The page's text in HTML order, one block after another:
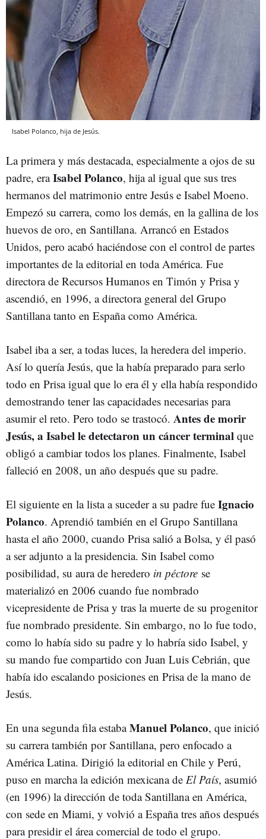
Isabel Polanco, hija de Jesús.
La primera y más destacada, especialmente a ojos de su
padre, eraIsabel Polanco, hija al igual que sus tres
hermanos del matrimonio entre Jesús e Isabel Moeno.
Empezó su carrera, como los demás, en la gallina de los
huevos de oro, en Santillana. Arrancó en Estados
Unidos, pero acabó haciéndose con el control de partes
importantes de la editorial en toda América. Fue
directora de Recursos Humanos en Timón y Prisa y
ascendió, en 1996, a directora general del Grupo
Santillana tanto en España como América.
Isabel iba a ser, a todas luces, la heredera del imperio.
Así lo quería Jesús, que la había preparado para serlo
todo en Prisa igual que lo era él y ella había respondido
demostrando tener las capacidades necesarias para
asumir el reto. Pero todo se trastocó. Antes de morir
Jesús, a Isabel le detectaron un cáncer terminal que
obligó a cambiar todos los planes. Finalmente, Isabel
falleció en 2008, un año después que su padre.
El siguiente en la lista a suceder a su padre fue Ignacio
Polanco. Aprendió también en el Grupo Santillana
hasta el año 2000, cuando Prisa salió a Bolsa, y él pasó
a ser adjunto a la presidencia. Sin Isabel como
posibilidad, su aura de heredero in péctore se
materializó en 2006 cuando fue nombrado
vicepresidente de Prisa y tras la muerte de su progenitor
fue nombrado presidente. Sin embargo, no lo fue todo,
como lo había sido su padre y lo habría sido Isabel, y
su mando fue compartido con Juan Luis Cebrián, que
había ido escalando posiciones en Prisa de la mano de
Jesús.
En una segunda fila estabaManuel Polanco, que inició
su carrera también por Santillana, pero enfocado a
América Latina. Dirigió la editorial en Chile y Perú,
puso en marcha la edición mexicana de El País, asumió
(en 1996) la dirección de toda Santillana en América,
con sede en Miami, y volvió a España tres años después
para presidir el área comercial de todo el grupo.